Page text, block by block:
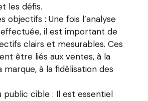
les défis.
objectifs : Une fois l’analyse
il est important de
clairs et mesurables. Ces
être liés aux ventes, à la
à la fidélisation des
public cible : Il est essentiel